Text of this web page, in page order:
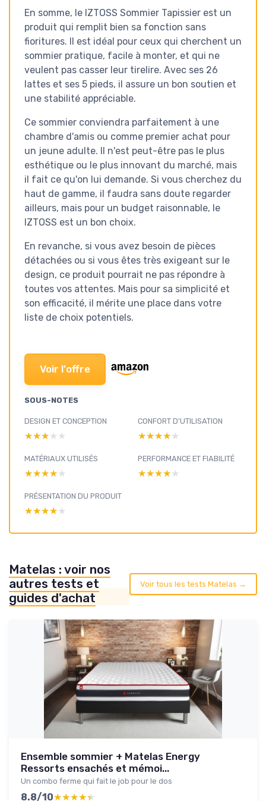
En somme, le IZTOSS Sommier Tapissier est un
produit qui remplit bien sa fonction sans
fioritures. Il est idéal pour ceux qui cherchent un
sommier pratique, facile à monter, et qui ne
veulent pas casser leur tirelire. Avec ses 26
lattes et ses 5 pieds, il assure un bon soutien et
une stabilité appréciable.
Ce sommier conviendra parfaitement à une
chambre d'amis ou comme premier achat pour
un jeune adulte. Il n'est peut-être pas le plus
esthétique ou le plus innovant du marché, mais
il fait ce qu'on lui demande. Si vous cherchez du
haut de gamme, il faudra sans doute regarder
ailleurs, mais pour un budget raisonnable, le
IZTOSS est un bon choix.
En revanche, si vous avez besoin de pièces
détachées ou si vous êtes très exigeant sur le
design, ce produit pourrait ne pas répondre à
toutes vos attentes. Mais pour sa simplicité et
son efficacité, il mérite une place dans votre
liste de choix potentiels.
Voir l'offre
SOUS-NOTES
DESIGN ET CONCEPTION
★★★★★
★★★★★
CONFORT D'UTILISATION
★★★★★
★★★★★
MATÉRIAUX UTILISÉS
★★★★★
★★★★★
PERFORMANCE ET FIABILITÉ
★★★★★
★★★★★
PRÉSENTATION DU PRODUIT
★★★★★
★★★★★
Matelas : voir nos
autres tests et
guides d'achat
Voir tous les tests Matelas →
Ensemble sommier + Matelas Energy
Ressorts ensachés et mémoi...
Un combo ferme qui fait le job pour le dos
8.8/10★★★★★
★★★★★